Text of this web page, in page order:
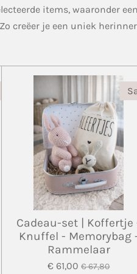
items, waaronder een
creëer je een uniek
Cadeau-set | Koffertje
Knuffel - Memorybag
Rammelaar
€ 61,00 € 67,80